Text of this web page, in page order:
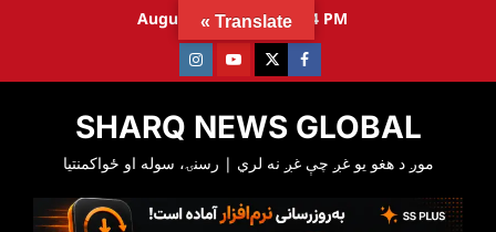
August 8, 2026 3:38:55 PM
Facebook
Twitter
Youtube
Instagram
SHARQ NEWS GLOBAL
Translate »